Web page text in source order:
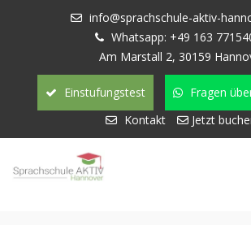
info@sprachschule-aktiv-
Whatsapp: +49 163
Am Marstall 2, 30159
Einstufungstest
Fragen
Kontakt
Jetzt